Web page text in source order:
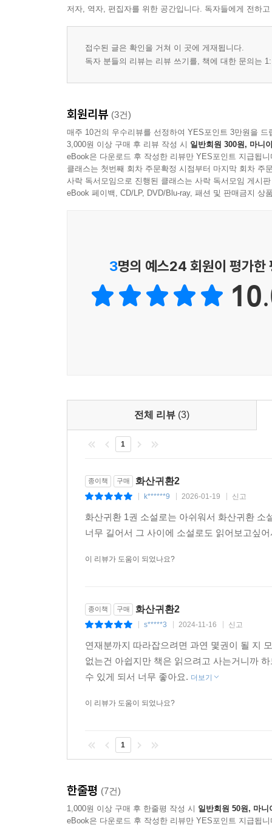
저자, 역자, 편집자를 위한 공간입니다. 독자들에게 전하
접수된 글은 확인을 거쳐 이 곳에 게재됩니다.
독자 분들의 리뷰는 리뷰 쓰기를, 책에 대한 문의는
회원리뷰 (3건)
매주 10건의 우수리뷰를 선정하여 YES포인트 3만원을 드
3,000원 이상 구매 후 리뷰 작성 시 일반회원 300원, 마니
eBook은 다운로드 후 작성한 리뷰만 YES포인트 지급됩니
클래스는 첫번째 회차 주문확정 시점부터 마지막 회차 주
사락 독서모임으로 진행된 클래스는 사락 독서모임 게시
eBook 페이백, CD/LP, DVD/Blu-ray, 패션 및 판매금지 상
3명의 예스24 회원이 평가한
전체 리뷰 (3)
1
종이책 구매 화산귀환2
k******9 2026-01-19 신고
화산귀환 1권 소설로는 아쉬워서 화산귀환
너무 길어서 그 사이에 소설로도 읽어보고싶
이 리뷰가 도움이 되었나요?
종이책 구매 화산귀환2
s*****3 2024-11-16 신고
연재분까지 따라잡으려면 과연 몇권이 될 지
없는건 아쉽지만 책은 읽으려고 사는거니까
수 있게 되서 너무 좋아요. 더보기
이 리뷰가 도움이 되었나요?
1
한줄평 (7건)
1,000원 이상 구매 후 한줄평 작성 시 일반회원 50원, 마니
eBook은 다운로드 후 작성한 리뷰만 YES포인트 지급됩니